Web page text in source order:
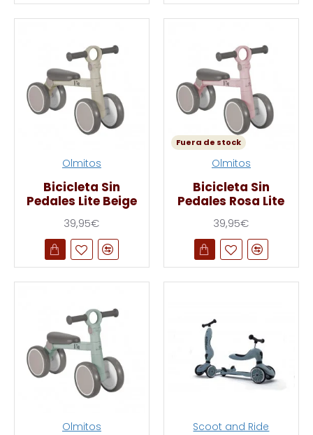
Olmitos
Bicicleta Sin
Pedales Lite Beige
39,95€
Fuera de stock
Olmitos
Bicicleta Sin
Pedales Rosa Lite
39,95€
Olmitos Scoot and Ride